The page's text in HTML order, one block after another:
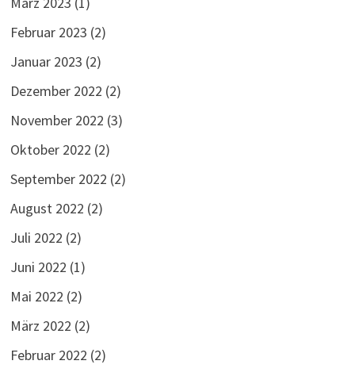
Februar 2023 (2)
Januar 2023 (2)
Dezember 2022 (2)
November 2022 (3)
Oktober 2022 (2)
September 2022 (2)
August 2022 (2)
Juli 2022 (2)
Juni 2022 (1)
Mai 2022 (2)
März 2022 (2)
Februar 2022 (2)